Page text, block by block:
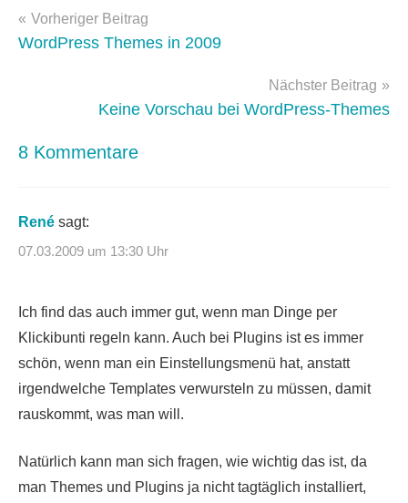
WordPress,
wordpress-
Beitragsnavigation
Vorheriger Beitrag
WordPress Themes in 2009
Nächster Beitrag
Keine Vorschau bei WordPress-Themes
8 Kommentare
René sagt:
07.03.2009 um 13:30 Uhr
Ich find das auch immer gut, wenn man Dinge per
Klickibunti regeln kann. Auch bei Plugins ist es immer
schön, wenn man ein Einstellungsmenü hat, anstatt
irgendwelche Templates verwursteln zu müssen, damit
rauskommt, was man will.
Natürlich kann man sich fragen, wie wichtig das ist, da
man Themes und Plugins ja nicht tagtäglich installiert,